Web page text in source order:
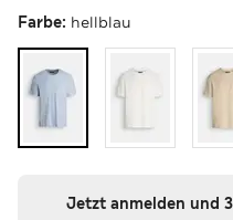
Farbe: hellblau
Jetzt anmelden und